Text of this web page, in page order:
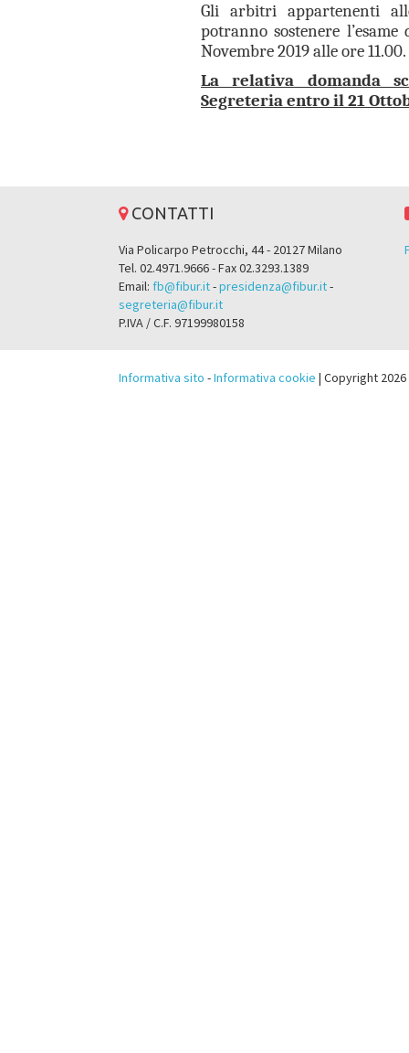
Gli arbitri appartenenti
potranno sostenere
Novembre 2019 alle ore 11.00.
La relativa domanda
Segreteria entro il 21
CONTATTI
Via Policarpo Petrocchi, 44 - 20127 Milano
Tel. 02.4971.9666 - Fax 02.3293.1389
Email: fb@fibur.it-presidenza@fibur.it-
segreteria@fibur.it
P.IVA / C.F. 97199980158
Informativa sito -Informativa cookie | Copyright